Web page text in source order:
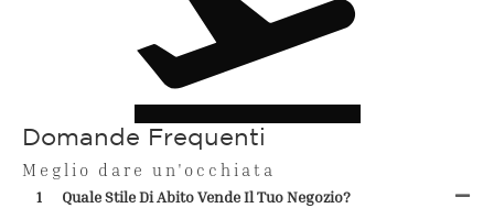
Domande Frequenti
Meglio dare un'occhiata
1 Quale Stile Di Abito Vende Il Tuo Negozio?